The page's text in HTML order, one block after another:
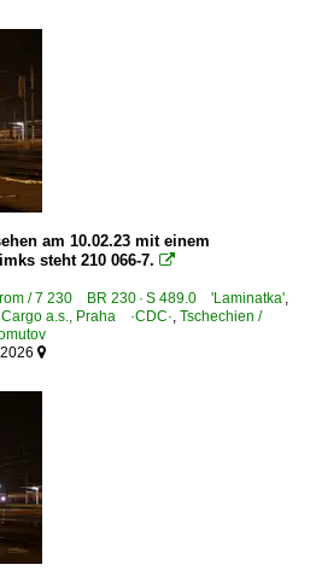
am 10.02.23 mit einem
steht 210 066-7. 
/ 7 230 BR 230 · S 489.0 'Laminatka',
a.s., Praha ·CDC·, Tschechien /
